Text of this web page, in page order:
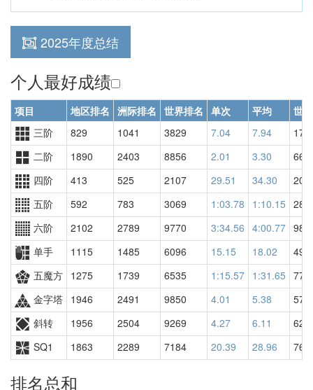
2025年度总结
个人最好成绩
项目 地区排名 洲际排名 世界排名 单次 平均
世
三阶
829 1041 3829 7.04 7.94
二阶
1890 2403 8856 2.01 3.30
四阶
413 525 2107 29.51 34.30
五阶
592 783 3069 1:03.78 1:10.15
六阶
2102 2789 9770 3:34.56 4:00.77
单手
1115 1485 6096 15.15 18.02
五魔方 1275 1739 6535 1:15.57 1:31.65
金字塔 1946 2491 9850 4.01 5.38
斜转
1956 2504 9269 4.27 6.11
SQ1
1863 2289 7184 20.39 28.96
排名总和